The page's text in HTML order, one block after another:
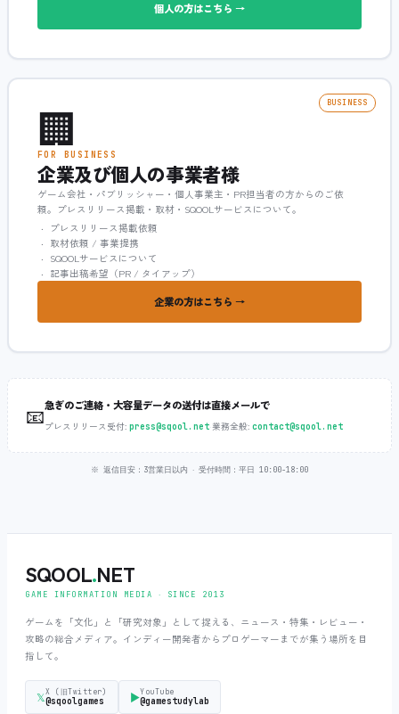
個人の方はこちら →
BUSINESS
🏢
FOR BUSINESS
企業及び個人の事業者様
ゲーム会社・パブリッシャー・個人事業主・PR担当者の方からのご依
頼。プレスリリース掲載・取材・SQOOLサービスについて。
プレスリリース掲載依頼
取材依頼 / 事業提携
SQOOLサービスについて
記事出稿希望（PR / タイアップ）
企業の方はこちら →
📧急ぎのご連絡・大容量データの送付は直接メールで
プレスリリース受付: press@sqool.net 業務全般: contact@sqool.net
※ 返信目安：3営業日以内 ‧ 受付時間：平日 10:00-18:00
SQOOL.NET
GAME INFORMATION MEDIA ‧ SINCE 2013
ゲームを「文化」と「研究対象」として捉える、ニュース・特集・レビュー・
攻略の総合メディア。インディー開発者からプロゲーマーまでが集う場所を目
指して。
𝕏X (旧Twitter)
@sqoolgames ▶YouTube
@gamestudylab